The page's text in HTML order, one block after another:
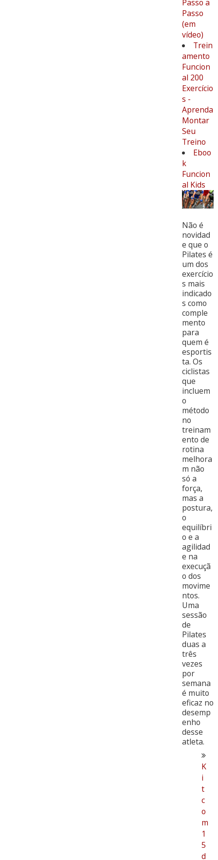
Passo a
Passo
(em
vídeo)
Trein
amento
Funcion
al 200
Exercício
s -
Aprenda
Montar
Seu
Treino
Eboo
k
Funcion
al Kids
Não é
novidad
e que o
Pilates é
um dos
exercício
s mais
indicado
s como
comple
mento
para
quem é
esportis
ta. Os
ciclistas
que
incluem
o
método
no
treinam
ento de
rotina
melhora
m não
só a
força,
mas a
postura,
o
equilíbri
o e a
agilidad
e na
execuçã
o dos
movime
ntos.
Uma
sessão
de
Pilates
duas a
três
vezes
por
semana
é muito
eficaz no
desemp
enho
desse
atleta.
K
i
t
c
o
m
1
5
d